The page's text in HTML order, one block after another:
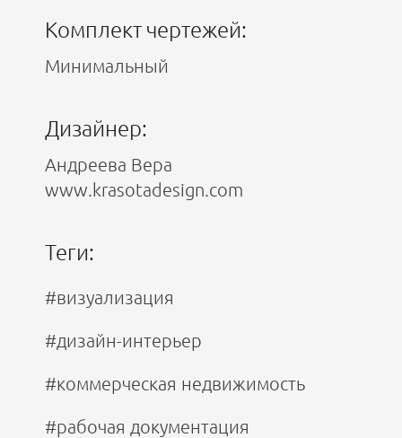
Комплект чертежей:
Минимальный
Дизайнер:
Андреева Вера
www.krasotadesign.com
Теги:
#визуализация
#дизайн-интерьер
#коммерческая недвижимость
#рабочая документация